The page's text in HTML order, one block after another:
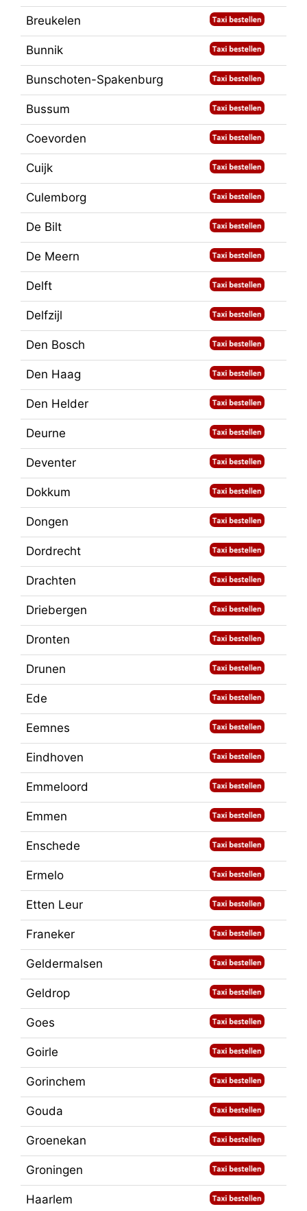
Breukelen
Bunnik
Bunschoten-Spakenburg
Bussum
Coevorden
Cuijk
Culemborg
De Bilt
De Meern
Delft
Delfzijl
Den Bosch
Den Haag
Den Helder
Deurne
Deventer
Dokkum
Dongen
Dordrecht
Drachten
Driebergen
Dronten
Drunen
Ede
Eemnes
Eindhoven
Emmeloord
Emmen
Enschede
Ermelo
Etten Leur
Franeker
Geldermalsen
Geldrop
Goes
Goirle
Gorinchem
Gouda
Groenekan
Groningen
Haarlem